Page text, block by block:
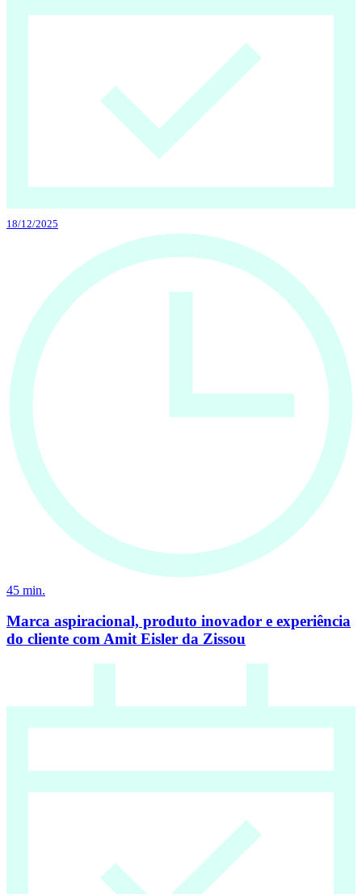
18/12/2025
45 min.
Marca aspiracional, produto inovador e experiência
do cliente com Amit Eisler da Zissou